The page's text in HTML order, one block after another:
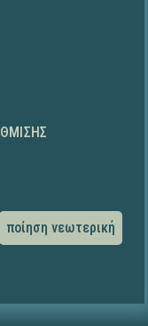
ποίηση νεωτερική